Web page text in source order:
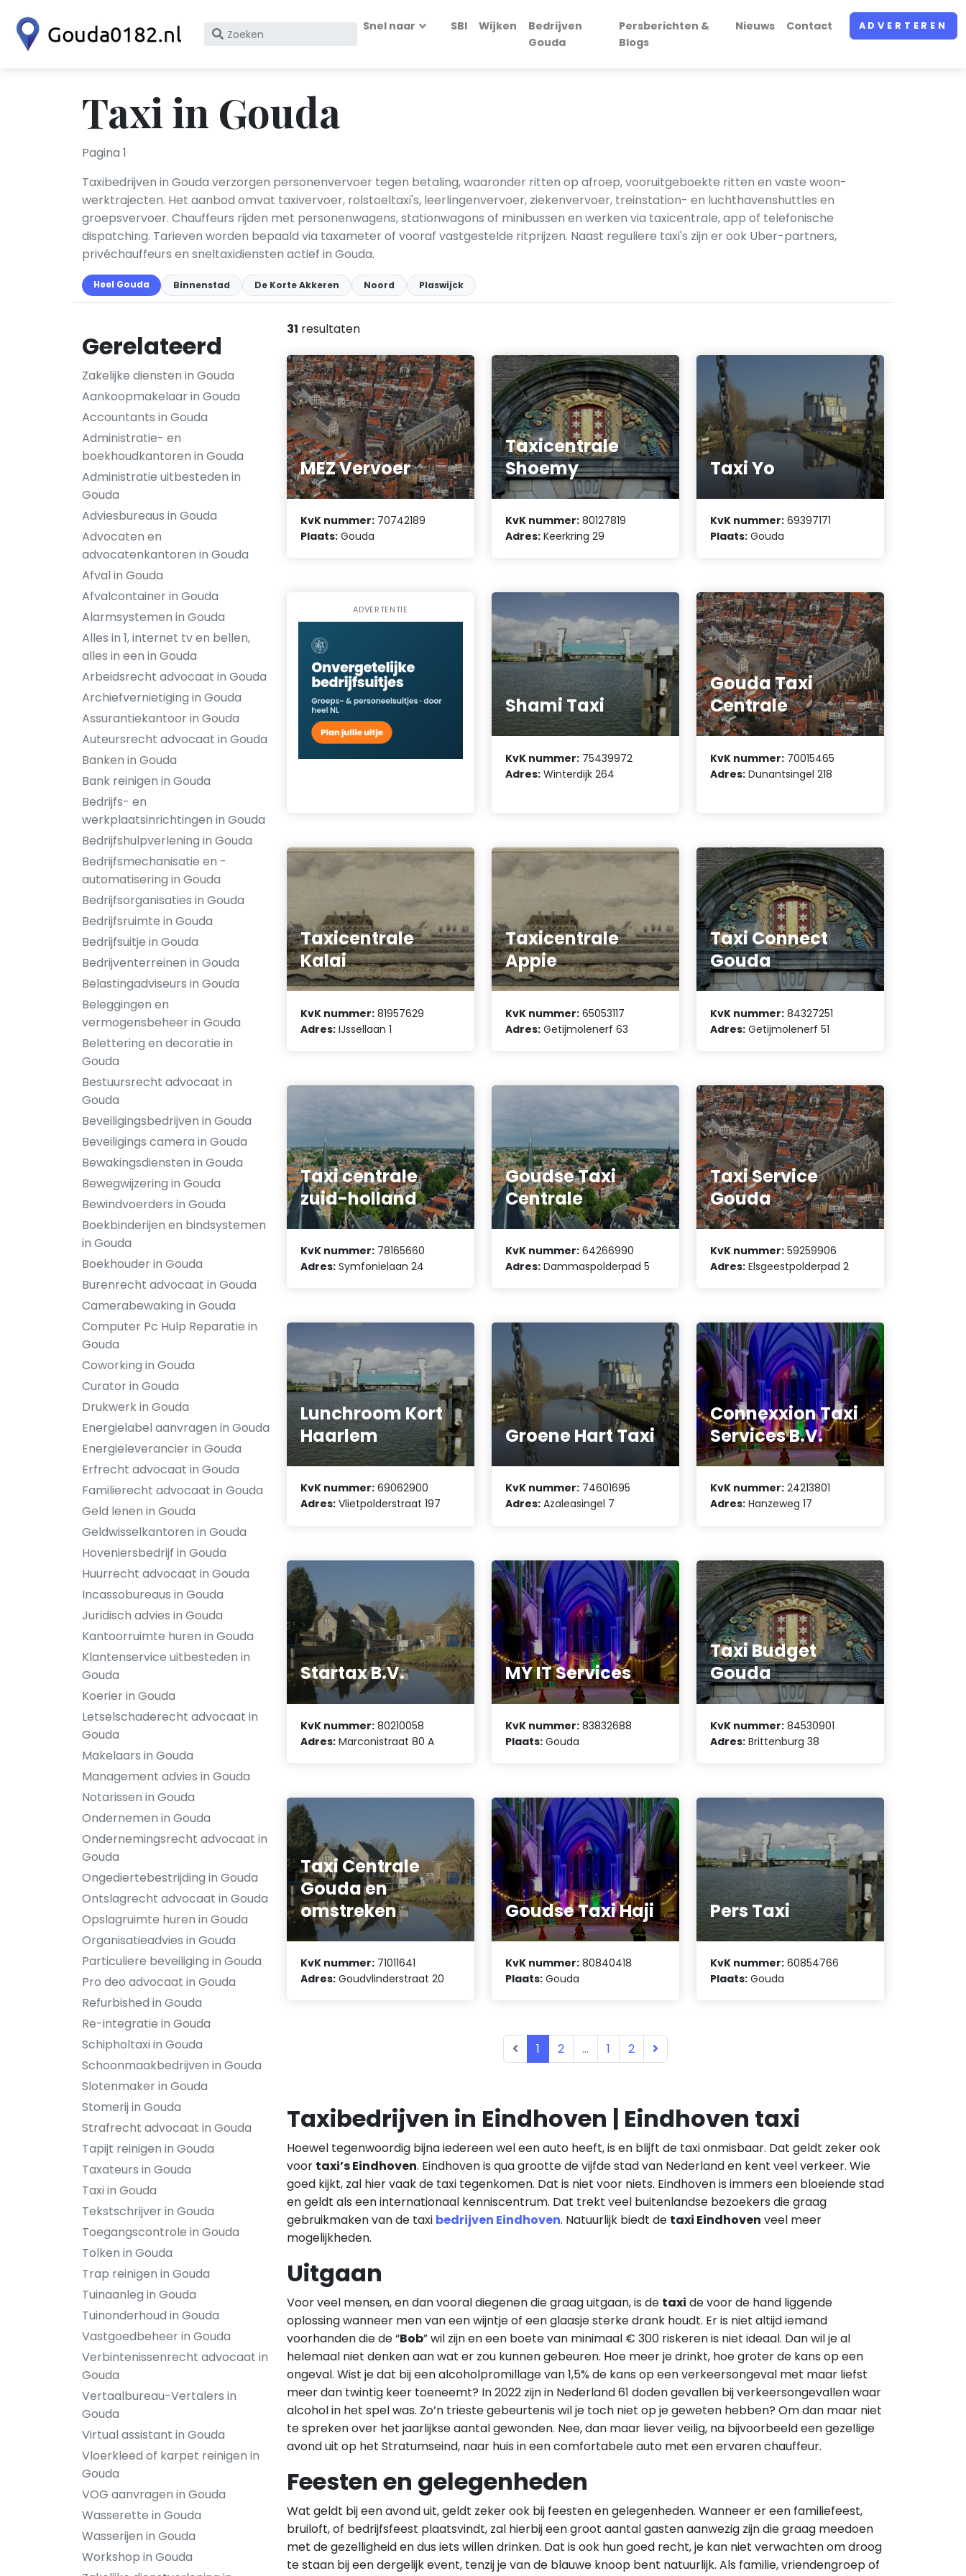
Zoek
KvK
nummer
Snel naar SBI Wijken
Bedrijven
Gouda
Persberichten &
Blogs
Nieuws Contact ADVERTEREN
Taxi in Gouda
Pagina 1
Taxibedrijven in Gouda verzorgen personenvervoer tegen betaling, waaronder ritten op afroep, vooruitgeboekte ritten en vaste woon-
werktrajecten. Het aanbod omvat taxivervoer, rolstoeltaxi's, leerlingenvervoer, ziekenvervoer, treinstation- en luchthavenshuttles en
groepsvervoer. Chauffeurs rijden met personenwagens, stationwagons of minibussen en werken via taxicentrale, app of telefonische
dispatching. Tarieven worden bepaald via taxameter of vooraf vastgestelde ritprijzen. Naast reguliere taxi's zijn er ook Uber-partners,
privéchauffeurs en sneltaxidiensten actief in Gouda.
Heel Gouda Binnenstad De Korte Akkeren Noord Plaswijck
Gerelateerd
Zakelijke diensten in Gouda
Aankoopmakelaar in Gouda
Accountants in Gouda
Administratie- en
boekhoudkantoren in Gouda
Administratie uitbesteden in
Gouda
Adviesbureaus in Gouda
Advocaten en
advocatenkantoren in Gouda
Afval in Gouda
Afvalcontainer in Gouda
Alarmsystemen in Gouda
Alles in 1, internet tv en bellen,
alles in een in Gouda
Arbeidsrecht advocaat in Gouda
Archiefvernietiging in Gouda
Assurantiekantoor in Gouda
Auteursrecht advocaat in Gouda
Banken in Gouda
Bank reinigen in Gouda
Bedrijfs- en
werkplaatsinrichtingen in Gouda
Bedrijfshulpverlening in Gouda
Bedrijfsmechanisatie en -
automatisering in Gouda
Bedrijfsorganisaties in Gouda
Bedrijfsruimte in Gouda
Bedrijfsuitje in Gouda
Bedrijventerreinen in Gouda
Belastingadviseurs in Gouda
Beleggingen en
vermogensbeheer in Gouda
Belettering en decoratie in
Gouda
Bestuursrecht advocaat in
Gouda
Beveiligingsbedrijven in Gouda
Beveiligings camera in Gouda
Bewakingsdiensten in Gouda
Bewegwijzering in Gouda
Bewindvoerders in Gouda
Boekbinderijen en bindsystemen
in Gouda
Boekhouder in Gouda
Burenrecht advocaat in Gouda
Camerabewaking in Gouda
Computer Pc Hulp Reparatie in
Gouda
Coworking in Gouda
Curator in Gouda
Drukwerk in Gouda
Energielabel aanvragen in Gouda
Energieleverancier in Gouda
Erfrecht advocaat in Gouda
Familierecht advocaat in Gouda
Geld lenen in Gouda
Geldwisselkantoren in Gouda
Hoveniersbedrijf in Gouda
Huurrecht advocaat in Gouda
Incassobureaus in Gouda
Juridisch advies in Gouda
Kantoorruimte huren in Gouda
Klantenservice uitbesteden in
Gouda
Koerier in Gouda
Letselschaderecht advocaat in
Gouda
Makelaars in Gouda
Management advies in Gouda
Notarissen in Gouda
Ondernemen in Gouda
Ondernemingsrecht advocaat in
Gouda
Ongediertebestrijding in Gouda
Ontslagrecht advocaat in Gouda
Opslagruimte huren in Gouda
Organisatieadvies in Gouda
Particuliere beveiliging in Gouda
Pro deo advocaat in Gouda
Refurbished in Gouda
Re-integratie in Gouda
Schipholtaxi in Gouda
Schoonmaakbedrijven in Gouda
Slotenmaker in Gouda
Stomerij in Gouda
Strafrecht advocaat in Gouda
Tapijt reinigen in Gouda
Taxateurs in Gouda
Taxi in Gouda
Tekstschrijver in Gouda
Toegangscontrole in Gouda
Tolken in Gouda
Trap reinigen in Gouda
Tuinaanleg in Gouda
Tuinonderhoud in Gouda
Vastgoedbeheer in Gouda
Verbintenissenrecht advocaat in
Gouda
Vertaalbureau-Vertalers in
Gouda
Virtual assistant in Gouda
Vloerkleed of karpet reinigen in
Gouda
VOG aanvragen in Gouda
Wasserette in Gouda
Wasserijen in Gouda
Workshop in Gouda
31 resultaten
MEZ Vervoer
KvK nummer: 70742189
Plaats: Gouda
Taxicentrale
Shoemy
KvK nummer: 80127819
Adres: Keerkring 29
Taxi Yo
KvK nummer: 69397171
Plaats: Gouda
ADVERTENTIE
Shami Taxi
KvK nummer: 75439972
Adres: Winterdijk 264
Gouda Taxi
Centrale
KvK nummer: 70015465
Adres: Dunantsingel 218
Taxicentrale
Kalai
KvK nummer: 81957629
Adres: IJssellaan 1
Taxicentrale
Appie
KvK nummer: 65053117
Adres: Getijmolenerf 63
Taxi Connect
Gouda
KvK nummer: 84327251
Adres: Getijmolenerf 51
Taxi centrale
zuid-holland
KvK nummer: 78165660
Adres: Symfonielaan 24
Goudse Taxi
Centrale
KvK nummer: 64266990
Adres: Dammaspolderpad 5
Taxi Service
Gouda
KvK nummer: 59259906
Adres: Elsgeestpolderpad 2
Lunchroom Kort
Haarlem
KvK nummer: 69062900
Adres: Vlietpolderstraat 197
Groene Hart Taxi
KvK nummer: 74601695
Adres: Azaleasingel 7
Connexxion Taxi
Services B.V.
KvK nummer: 24213801
Adres: Hanzeweg 17
Startax B.V.
KvK nummer: 80210058
Adres: Marconistraat 80 A
MY IT Services
KvK nummer: 83832688
Plaats: Gouda
Taxi Budget
Gouda
KvK nummer: 84530901
Adres: Brittenburg 38
Taxi Centrale
Gouda en
omstreken
KvK nummer: 71011641
Adres: Goudvlinderstraat 20
Goudse Taxi Haji
KvK nummer: 80840418
Plaats: Gouda
Pers Taxi
KvK nummer: 60854766
Plaats: Gouda
1 2 ... 1 2
Taxibedrijven in Eindhoven | Eindhoven taxi
Hoewel tegenwoordig bijna iedereen wel een auto heeft, is en blijft de taxi onmisbaar. Dat geldt zeker ook
voor taxi’s Eindhoven. Eindhoven is qua grootte de vijfde stad van Nederland en kent veel verkeer. Wie
goed kijkt, zal hier vaak de taxi tegenkomen. Dat is niet voor niets. Eindhoven is immers een bloeiende stad
en geldt als een internationaal kenniscentrum. Dat trekt veel buitenlandse bezoekers die graag
gebruikmaken van de taxi bedrijven Eindhoven. Natuurlijk biedt de taxi Eindhoven veel meer
mogelijkheden.
Uitgaan
Voor veel mensen, en dan vooral diegenen die graag uitgaan, is de taxi de voor de hand liggende
oplossing wanneer men van een wijntje of een glaasje sterke drank houdt. Er is niet altijd iemand
voorhanden die de “Bob” wil zijn en een boete van minimaal € 300 riskeren is niet ideaal. Dan wil je al
helemaal niet denken aan wat er zou kunnen gebeuren. Hoe meer je drinkt, hoe groter de kans op een
ongeval. Wist je dat bij een alcoholpromillage van 1,5% de kans op een verkeersongeval met maar liefst
meer dan twintig keer toeneemt? In 2022 zijn in Nederland 61 doden gevallen bij verkeersongevallen waar
alcohol in het spel was. Zo’n trieste gebeurtenis wil je toch niet op je geweten hebben? Om dan maar niet
te spreken over het jaarlijkse aantal gewonden. Nee, dan maar liever veilig, na bijvoorbeeld een gezellige
avond uit op het Stratumseind, naar huis in een comfortabele auto met een ervaren chauffeur.
Feesten en gelegenheden
Wat geldt bij een avond uit, geldt zeker ook bij feesten en gelegenheden. Wanneer er een familiefeest,
bruiloft, of bedrijfsfeest plaatsvindt, zal hierbij een groot aantal gasten aanwezig zijn die graag meedoen
met de gezelligheid en dus iets willen drinken. Dat is ook hun goed recht, je kan niet verwachten om droog
te staan bij een dergelijk event, tenzij je van de blauwe knoop bent natuurlijk. Als familie, vriendengroep of